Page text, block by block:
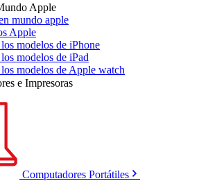
Apple
mundo apple
Apple
modelos de iPhone
modelos de iPad
modelos de Apple watch
e Impresoras
Computadores Portátiles